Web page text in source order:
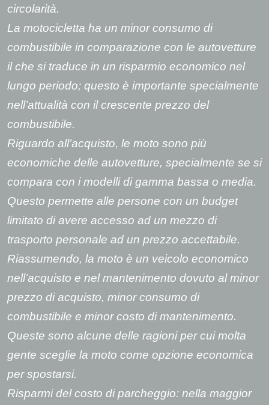
circolarità.
La motocicletta ha un minor consumo di
combustibile in comparazione con le autovetture
il che si traduce in un risparmio economico nel
lungo periodo; questo è importante specialmente
nell’attualità con il crescente prezzo del
combustibile.
Riguardo all’acquisto, le moto sono più
economiche delle autovetture, specialmente se si
compara con i modelli di gamma bassa o media.
Questo permette alle persone con un budget
limitato di avere accesso ad un mezzo di
trasporto personale ad un prezzo accettabile.
Riassumendo, la moto è un veicolo economico
nell’acquisto e nel mantenimento dovuto al minor
prezzo di acquisto, minor consumo di
combustibile e minor costo di mantenimento.
Queste sono alcune delle ragioni per cui molta
gente sceglie la moto come opzione economica
per spostarsi.
Risparmi del costo di parcheggio: nella maggior